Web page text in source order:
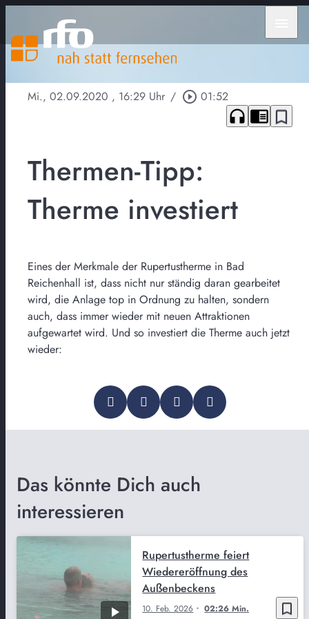
Mi., 02.09.2020 , 16:29 Uhr / play_circle_outline 01:52
headphones chrome_reader_mode bookmark_border
Thermen-Tipp:
Therme investiert
Eines der Merkmale der Rupertustherme in Bad
Reichenhall ist, dass nicht nur ständig daran gearbeitet
wird, die Anlage top in Ordnung zu halten, sondern
auch, dass immer wieder mit neuen Attraktionen
aufgewartet wird. Und so investiert die Therme auch jetzt
wieder:
Das könnte Dich auch
interessieren
bookmark_border
10. Feb. 2026 02:26 Min.
Rupertustherme feiert
Wiedereröffnung des
Außenbeckens